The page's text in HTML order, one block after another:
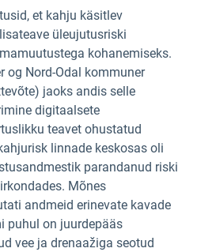
et kahju käsitlev
üleujutusriski
kohanemiseks.
og Nord-Odal kommuner
jaoks andis selle
digitaalsete
teavet ohustatud
linnade keskosas oli
parandanud riski
Mõnes
andmeid erinevate kavade
puhul on juurdepääs
vee ja drenaažiga seotud